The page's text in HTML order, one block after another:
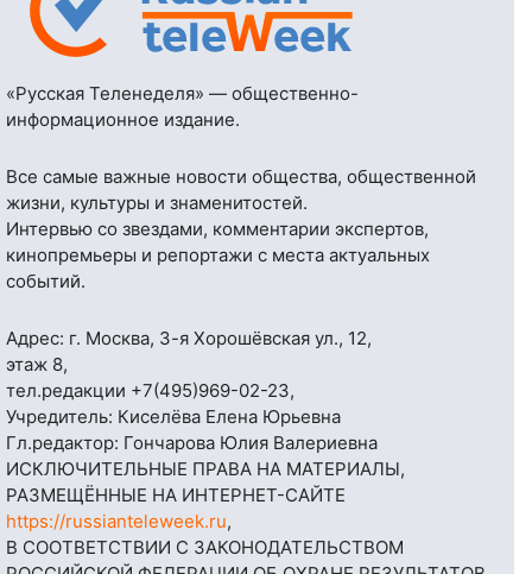
«Русская Теленеделя» — общественно-
информационное издание.
Все самые важные новости общества, общественной
жизни, культуры и знаменитостей.
Интервью со звездами, комментарии экспертов,
кинопремьеры и репортажи с места актуальных
событий.
Адрес: г. Москва, 3-я Хорошёвская ул., 12,
этаж 8,
тел.редакции +7(495)969-02-23,
Учредитель: Киселёва Елена Юрьевна
Гл.редактор: Гончарова Юлия Валериевна
ИСКЛЮЧИТЕЛЬНЫЕ ПРАВА НА МАТЕРИАЛЫ,
РАЗМЕЩЁННЫЕ НА ИНТЕРНЕТ-САЙТЕ
https://russianteleweek.ru,
В СООТВЕТСТВИИ С ЗАКОНОДАТЕЛЬСТВОМ